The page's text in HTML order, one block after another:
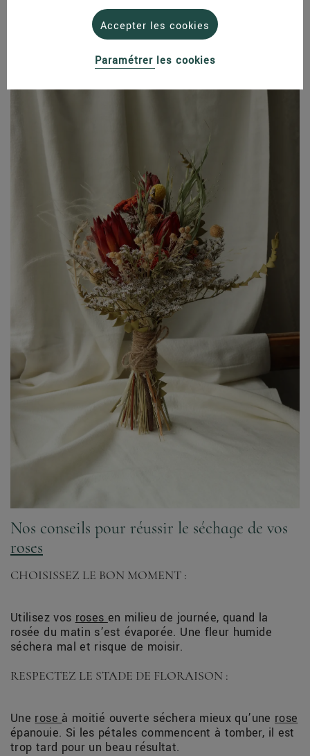
- Posez vos fleurs dessus, tête vers le haut
Cette méthode est particulièrement adaptée auxroses
Nos conseils pour réussir le séchage de vos
roses
CHOISISSEZ LE BON MOMENT :
Utilisez vos roses en milieu de journée, quand la
rosée du matin s’est évaporée. Une fleur humide
séchera mal et risque de moisir.
RESPECTEZ LE STADE DE FLORAISON :
Une roseà moitié ouverte séchera mieux qu’une rose
épanouie. Si les pétales commencent à tomber, il est
trop tard pour un beau résultat.
Accepter les cookies
Paramétrer les cookies